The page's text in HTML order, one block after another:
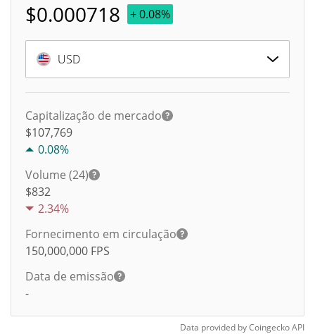
$0.000718 + 0.08%
USD
Capitalização de mercado
$107,769
0.08%
Volume (24)
$832
2.34%
Fornecimento em circulação
150,000,000 FPS
Data de emissão
-
Data provided byCoingeckoAPI